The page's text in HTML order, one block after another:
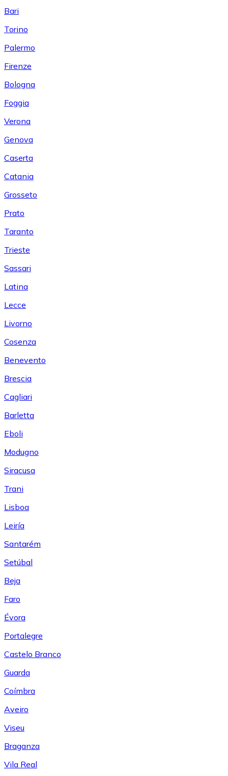
Bari
Torino
Palermo
Firenze
Bologna
Foggia
Verona
Genova
Caserta
Catania
Grosseto
Prato
Taranto
Trieste
Sassari
Latina
Lecce
Livorno
Cosenza
Benevento
Brescia
Cagliari
Barletta
Eboli
Modugno
Siracusa
Trani
Lisboa
Leiría
Santarém
Setúbal
Beja
Faro
Évora
Portalegre
Castelo Branco
Guarda
Coímbra
Aveiro
Viseu
Braganza
Vila Real